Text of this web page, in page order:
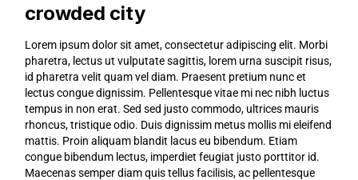
crowded city
Lorem ipsum dolor sit amet, consectetur adipiscing elit. Morbi
pharetra, lectus ut vulputate sagittis, lorem urna suscipit risus,
id pharetra velit quam vel diam. Praesent pretium nunc et
lectus congue dignissim. Pellentesque vitae mi nec nibh luctus
tempus in non erat. Sed sed justo commodo, ultrices mauris
rhoncus, tristique odio. Duis dignissim metus mollis mi eleifend
mattis. Proin aliquam blandit lacus eu bibendum. Etiam
congue bibendum lectus, imperdiet feugiat justo porttitor id.
Maecenas semper diam quis tellus facilisis, ac pellentesque